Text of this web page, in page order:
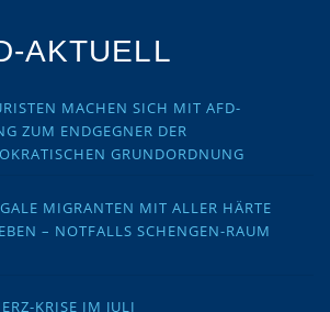
AKTUELL
MACHEN SICH MIT AFD-
ZUM ENDGEGNER DER
GRUNDORDNUNG
MIGRANTEN MIT ALLER HÄRTE
– NOTFALLS SCHENGEN-RAUM
KRISE IM JULI